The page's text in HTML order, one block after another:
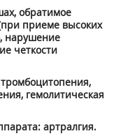
обратимое
приеме высоких
нарушение
четкости
гемолитическая
артралгия.